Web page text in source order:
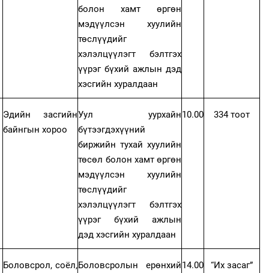
болон хамт өргөн
мэдүүлсэн хуулийн
төслүүдийг
хэлэлцүүлэгт бэлтгэх
үүрэг бүхий ажлын дэд
хэсгийн хуралдаан
Эдийн засгийн
байнгын хороо
Уул уурхайн
бүтээгдэхүүний
биржийн тухай хуулийн
төсөл болон хамт өргөн
мэдүүлсэн хуулийн
төслүүдийг
хэлэлцүүлэгт бэлтгэх
үүрэг бүхий ажлын
дэд хэсгийн хуралдаан
10.00 334 тоот
Боловсрол, соёл,Боловсролын ерөнхий14.00 “Их засаг”